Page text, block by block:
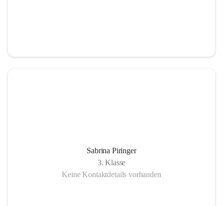
Sabrina Piringer
3. Klasse
Keine Kontaktdetails vorhanden